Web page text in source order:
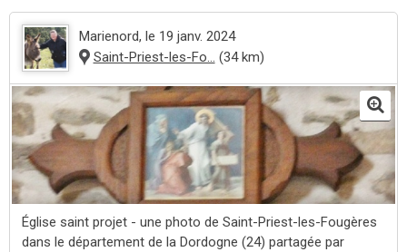
Marienord, le 19 janv. 2024
Saint-Priest-les-Fo... (34 km)
Église saint projet - une photo de Saint-Priest-les-Fougères
dans le département de la Dordogne (24) partagée par